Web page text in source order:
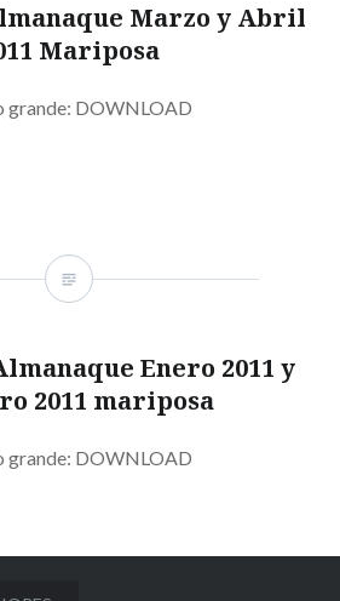
Marzo y Abril
Mariposa
grande: DOWNLOAD
Enero 2011 y
2011 mariposa
grande: DOWNLOAD